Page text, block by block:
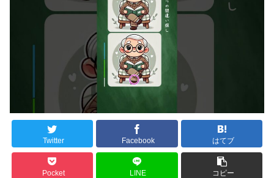
Twitter Facebook はてブ
Pocket LINE コピー